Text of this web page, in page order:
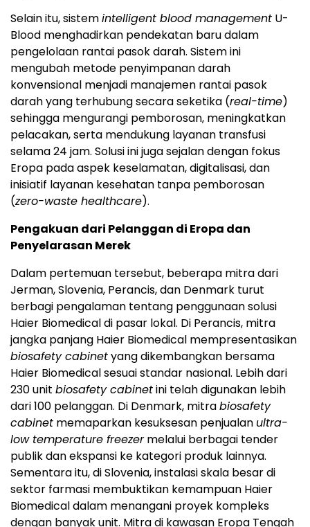
Selain itu, sistemintelligent blood management U-
Blood menghadirkan pendekatan baru dalam
pengelolaan rantai pasok darah. Sistem ini
mengubah metode penyimpanan darah
konvensional menjadi manajemen rantai pasok
darah yang terhubung secara seketika (real-time)
sehingga mengurangi pemborosan, meningkatkan
pelacakan, serta mendukung layanan transfusi
selama 24 jam. Solusi ini juga sejalan dengan fokus
Eropa pada aspek keselamatan, digitalisasi, dan
inisiatif layanan kesehatan tanpa pemborosan
(zero-waste healthcare).
Pengakuan dari Pelanggan di Eropa dan
Penyelarasan Merek
Dalam pertemuan tersebut, beberapa mitra dari
Jerman, Slovenia, Perancis, dan Denmark turut
berbagi pengalaman tentang penggunaan solusi
Haier Biomedical di pasar lokal. Di Perancis, mitra
jangka panjang Haier Biomedical mempresentasikan
biosafety cabinetyang dikembangkan bersama
Haier Biomedical sesuai standar nasional. Lebih dari
230 unit biosafety cabinetini telah digunakan lebih
dari 100 pelanggan. Di Denmark, mitrabiosafety
cabinet memaparkan kesuksesan penjualan ultra-
low temperature freezermelalui berbagai tender
publik dan ekspansi ke kategori produk lainnya.
Sementara itu, di Slovenia, instalasi skala besar di
sektor farmasi membuktikan kemampuan Haier
Biomedical dalam menangani proyek kompleks
dengan banyak unit. Mitra di kawasan Eropa Tengah